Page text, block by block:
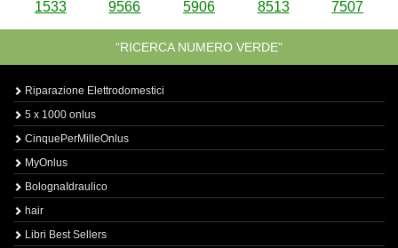
1533 9566 5906 8513 7507
“RICERCA NUMERO VERDE”
Riparazione Elettrodomestici
5 x 1000 onlus
CinquePerMilleOnlus
MyOnlus
BolognaIdraulico
hair
Libri Best Sellers